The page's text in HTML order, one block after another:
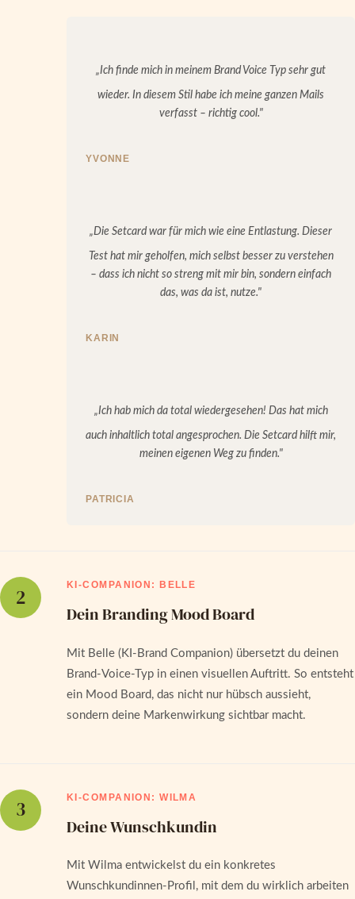
„Ich finde mich in meinem Brand Voice Typ sehr gut
wieder. In diesem Stil habe ich meine ganzen Mails
verfasst – richtig cool."
YVONNE
„Die Setcard war für mich wie eine Entlastung. Dieser
Test hat mir geholfen, mich selbst besser zu verstehen
– dass ich nicht so streng mit mir bin, sondern einfach
das, was da ist, nutze."
KARIN
„Ich hab mich da total wiedergesehen! Das hat mich
auch inhaltlich total angesprochen. Die Setcard hilft mir,
meinen eigenen Weg zu finden."
PATRICIA
2 KI-COMPANION: BELLE
Dein Branding Mood Board
Mit Belle (KI-Brand Companion) übersetzt du deinen
Brand-Voice-Typ in einen visuellen Auftritt. So entsteht
ein Mood Board, das nicht nur hübsch aussieht,
sondern deine Markenwirkung sichtbar macht.
3 KI-COMPANION: WILMA
Deine Wunschkundin
Mit Wilma entwickelst du ein konkretes
Wunschkundinnen-Profil, mit dem du wirklich arbeiten